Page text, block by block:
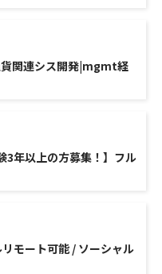
貨関連シス開発|mgmt経
3年以上の方募集！】フル
リモート可能 / ソーシャル